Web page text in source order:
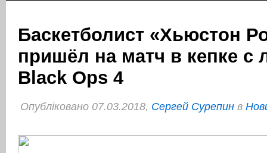
Баскетболист «Хьюстон
пришёл на матч в кепке с
Black Ops 4
Опубліковано 07.03.2018, Сергей Сурепин в